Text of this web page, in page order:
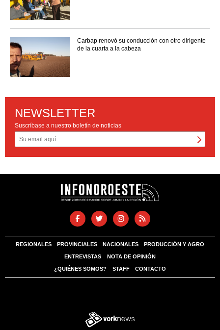
Carbap renovó su conducción con otro dirigente
de la cuarta a la cabeza
NEWSLETTER
Suscríbase a nuestro boletín de noticias
REGIONALES PROVINCIALES NACIONALES PRODUCCIÓN Y AGRO
ENTREVISTAS NOTA DE OPINIÓN
¿QUIÉNES SOMOS? STAFF CONTACTO